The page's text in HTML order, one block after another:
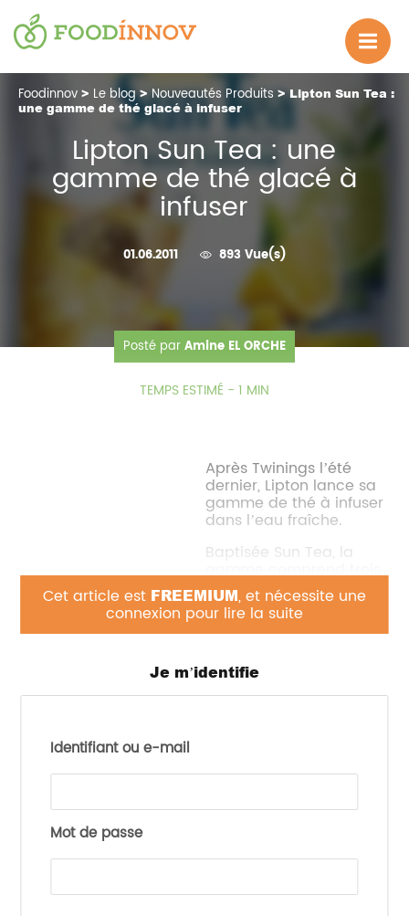
Foodinnov > Le blog>Nouveautés Produits > Lipton Sun Tea :
une gamme de thé glacé à infuser
Lipton Sun Tea : une
gamme de thé glacé à
infuser
01.06.2011 893 Vue(s)
Posté parAmine EL ORCHE
Cet article est FREEMIUM, et nécessite une
connexion pour lire la suite
Je m’identifie
Identifiant ou e-mail
Mot de passe
TEMPS ESTIMÉ - 1 MIN
Après Twinings l’été
dernier, Lipton lance sa
gamme de thé à infuser
dans l’eau fraîche.
Baptisée Sun Tea, la
gamme comprend trois
références :
pêche/mangue exotique,
zest de citrons jaune et
vert et thé vert à la
Pour obtenir un thé glacé, Lipton recommande de
laisser infuser un sachet dans 200 ml d’eau froide
PVC : entre 2,74 € et 2,88 €.
Imprimer l'article